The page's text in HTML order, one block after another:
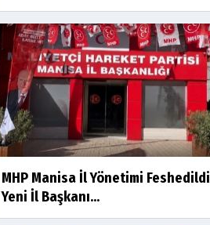
MHP Manisa İl Yönetimi Feshedildi
Yeni İl Başkanı...